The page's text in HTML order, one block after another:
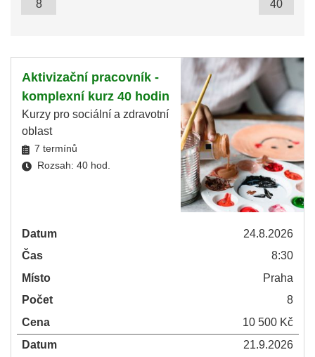
Aktivizační pracovník -
komplexní kurz 40 hodin
Kurzy pro sociální a zdravotní
oblast
7 termínů
Rozsah: 40 hod.
Datum
24.8.2026
Čas
8:30
Místo
Praha
Počet
8
Cena
10 500 Kč
Datum
21.9.2026